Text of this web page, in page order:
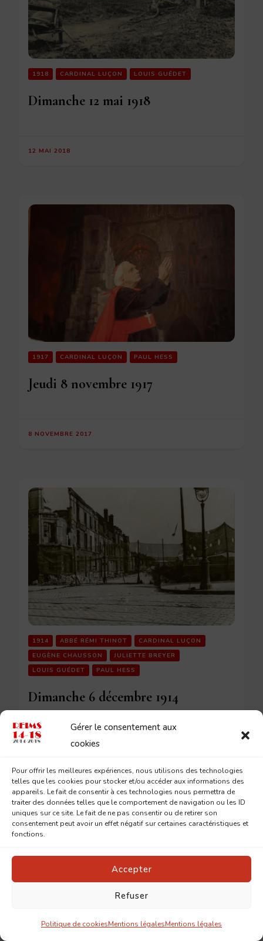
Gérer le consentement aux
cookies
Pour offrir les meilleures expériences, nous utilisons des technologies
telles que les cookies pour stocker et/ou accéder aux informations des
appareils. Le fait de consentir à ces technologies nous permettra de
traiter des données telles que le comportement de navigation ou les ID
uniques sur ce site. Le fait de ne pas consentir ou de retirer son
consentement peut avoir un effet négatif sur certaines caractéristiques et
fonctions.
Accepter
Refuser
Politique de cookiesMentions légalesMentions légales
1918 CARDINAL LUÇON LOUIS GUÉDET
Dimanche 12 mai 1918
12 MAI 2018
1917 CARDINAL LUÇON PAUL HESS
Jeudi 8 novembre 1917
8 NOVEMBRE 2017
1914 ABBÉ RÉMI THINOT
CARDINAL LUÇON
EUGÈNE CHAUSSON
JULIETTE BREYER
LOUIS GUÉDET
PAUL HESS
Dimanche 6 décembre 1914
6 DÉCEMBRE 2014
Laisser un commentaire